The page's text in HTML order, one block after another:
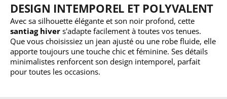
DESIGN INTEMPOREL ET POLYVALENT
Avec sa silhouette élégante et son noir profond, cette
santiag hiver s'adapte facilement à toutes vos tenues.
Que vous choisissiez un jean ajusté ou une robe fluide, elle
apporte toujours une touche chic et féminine. Ses détails
minimalistes renforcent son design intemporel, parfait
pour toutes les occasions.